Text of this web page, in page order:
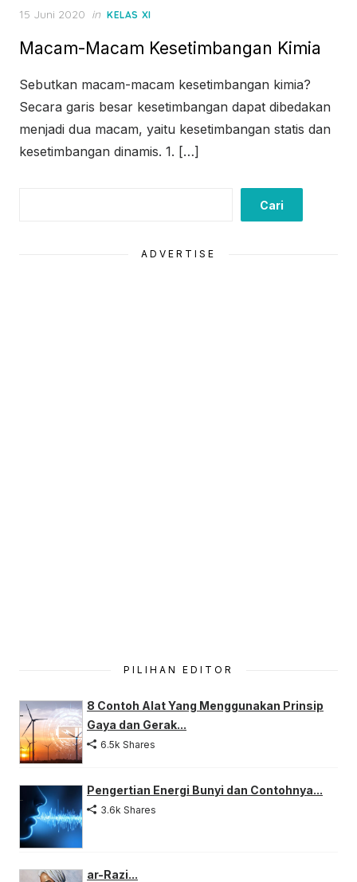
Posted
15 Juni 2020 in KELAS XI
Macam-Macam Kesetimbangan Kimia
Sebutkan macam-macam kesetimbangan kimia?
Secara garis besar kesetimbangan dapat dibedakan
menjadi dua macam, yaitu kesetimbangan statis dan
kesetimbangan dinamis. 1. […]
Cari
ADVERTISE
PILIHAN EDITOR
8 Contoh Alat Yang Menggunakan Prinsip
Gaya dan Gerak...
6.5k Shares
Pengertian Energi Bunyi dan Contohnya...
3.6k Shares
ar-Razi...